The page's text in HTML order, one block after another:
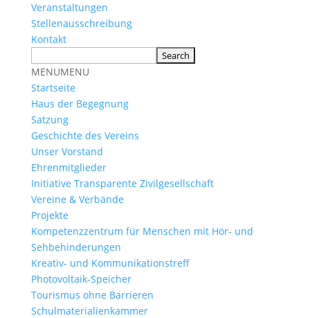
Veranstaltungen
Stellenausschreibung
Kontakt
MENUMENU
Startseite
Haus der Begegnung
Satzung
Geschichte des Vereins
Unser Vorstand
Ehrenmitglieder
Initiative Transparente Zivilgesellschaft
Vereine & Verbände
Projekte
Kompetenzzentrum für Menschen mit Hör- und
Sehbehinderungen
Kreativ- und Kommunikationstreff
Photovoltaik-Speicher
Tourismus ohne Barrieren
Schulmaterialienkammer